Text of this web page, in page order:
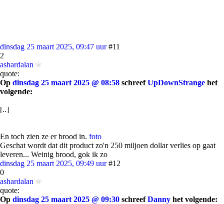
dinsdag 25 maart 2025, 09:47 uur #11
2
ashardalan
quote:
Op dinsdag 25 maart 2025 @ 08:58 schreefUpDownStrange het
volgende:
[..]
En toch zien ze er brood in. foto
Geschat wordt dat dit product zo'n 250 miljoen dollar verlies op gaat
leveren... Weinig brood, gok ik zo
dinsdag 25 maart 2025, 09:49 uur #12
0
ashardalan
quote:
Op dinsdag 25 maart 2025 @ 09:30 schreefDanny het volgende: